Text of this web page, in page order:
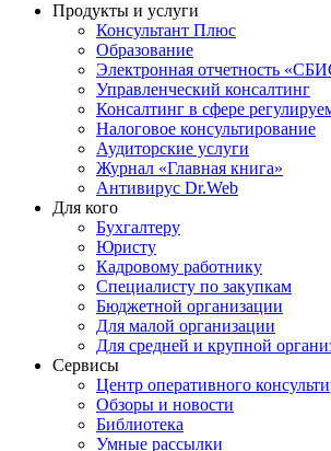
Продукты и услуги
Консультант Плюс
Образование
Электронная отчетность
Управленческий консалтинг
Консалтинг в сфере
Налоговое консультирование
Аудиторские услуги
Журнал «Главная книга»
Антивирус Dr.Web
Для кого
Бухгалтеру
Юристу
Кадровому работнику
Специалисту по закупкам
Бюджетной организации
Для малой организации
Для средней и крупной
Сервисы
Центр оперативного
Обзоры и новости
Библиотека
Умные рассылки